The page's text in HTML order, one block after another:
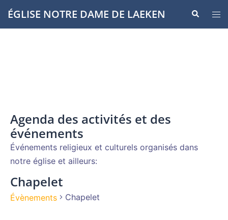
Aller
auÉGLISE NOTRE DAME DE LAEKEN
le
Agenda des activités et des
événements
Événements religieux et culturels organisés dans
notre église et ailleurs:
Chapelet
Évènements Chapelet